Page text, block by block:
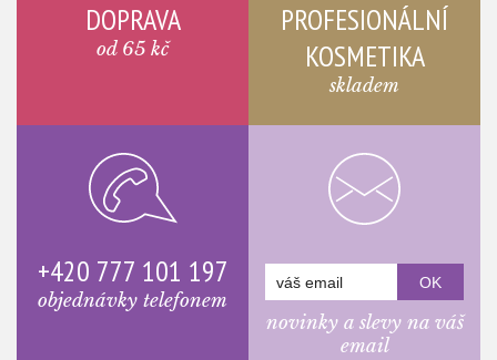
DOPRAVA
od 65 kč
PROFESIONÁLNÍ
KOSMETIKA
skladem
+420 777 101 197
objednávky telefonem
novinky a slevy na váš
email